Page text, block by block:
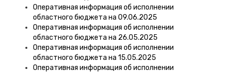
Оперативная информация об исполнении
областного бюджета на 09.06.2025
Оперативная информация об исполнении
областного бюджета на 26.05.2025
Оперативная информация об исполнении
областного бюджета на 15.05.2025
Оперативная информация об исполнении